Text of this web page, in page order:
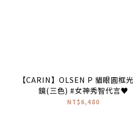
【CARIN】OLSEN P 貓眼圓框
鏡(三色) #女神秀智代言♥
NT$6,480